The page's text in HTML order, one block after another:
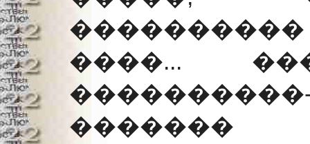
����...
�������